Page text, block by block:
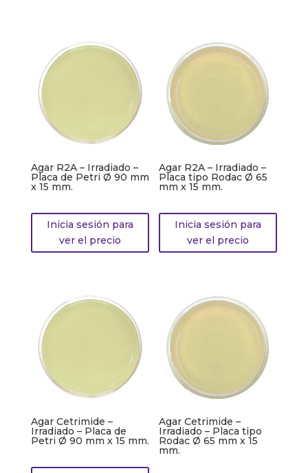
Agar R2A – Irradiado –
Placa de Petri Ø 90 mm
x 15 mm.
Inicia sesión para
ver el precio
Agar R2A – Irradiado –
Placa tipo Rodac Ø 65
mm x 15 mm.
Inicia sesión para
ver el precio
Agar Cetrimide –
Irradiado – Placa de
Petri Ø 90 mm x 15 mm.
Agar Cetrimide –
Irradiado – Placa tipo
Rodac Ø 65 mm x 15
mm.